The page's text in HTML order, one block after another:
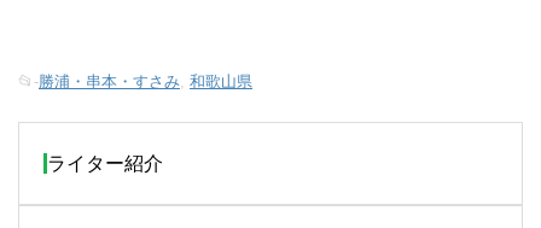
📂-勝浦・串本・すさみ, 和歌山県
ライター紹介